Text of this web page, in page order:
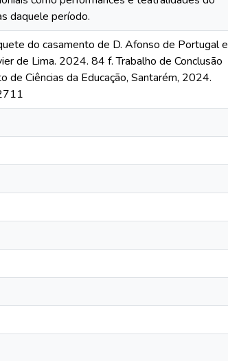
daquele período.
do casamento de D. Afonso de Portugal e
de Lima. 2024. 84 f. Trabalho de Conclusão
Ciências da Educação, Santarém, 2024.